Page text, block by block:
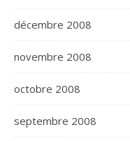
décembre 2008
novembre 2008
octobre 2008
septembre 2008